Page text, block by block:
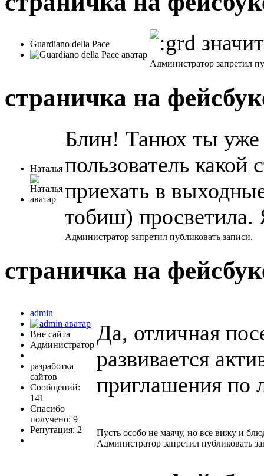
Guardiano della Pace
Администратор запретил
страничка на
Наталья
Блин! Танюх ты
пользователь
приехать в
тобиш)
Администратор запретил публиковать записи.
страничка на
admin
Вне сайта
Администратор
разработка
сайтов
Сообщений:
141
Спасибо
получено: 9
Репутация: 2
Да, отличная
развивается
приглашения по
Пусть особо не маячу, но все вижу и
Администратор запретил публиковать